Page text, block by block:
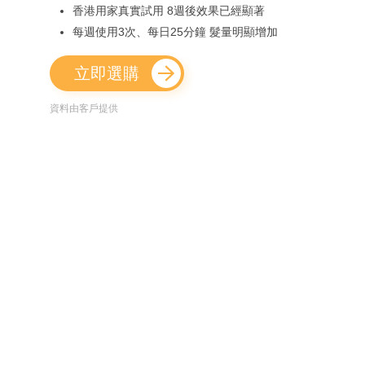
香港用家真實試用 8週後效果已經顯著
每週使用3次、每日25分鐘 髮量明顯增加
立即選購
資料由客戶提供